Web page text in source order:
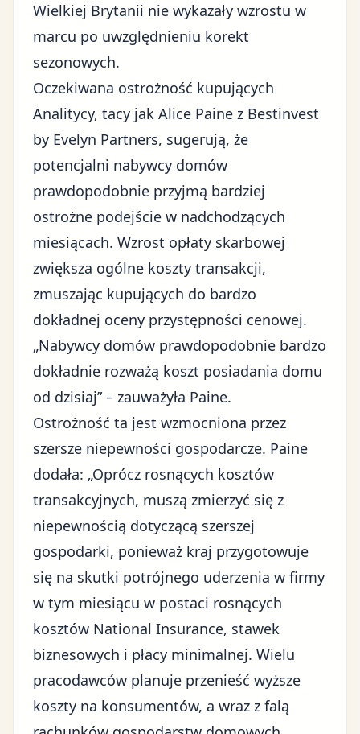
Wielkiej Brytanii nie wykazały wzrostu w
marcu po uwzględnieniu korekt
sezonowych.
Oczekiwana ostrożność kupujących
Analitycy, tacy jak Alice Paine z Bestinvest
by Evelyn Partners, sugerują, że
potencjalni nabywcy domów
prawdopodobnie przyjmą bardziej
ostrożne podejście w nadchodzących
miesiącach. Wzrost opłaty skarbowej
zwiększa ogólne koszty transakcji,
zmuszając kupujących do bardzo
dokładnej oceny przystępności cenowej.
„Nabywcy domów prawdopodobnie bardzo
dokładnie rozważą koszt posiadania domu
od dzisiaj” – zauważyła Paine.
Ostrożność ta jest wzmocniona przez
szersze niepewności gospodarcze. Paine
dodała: „Oprócz rosnących kosztów
transakcyjnych, muszą zmierzyć się z
niepewnością dotyczącą szerszej
gospodarki, ponieważ kraj przygotowuje
się na skutki potrójnego uderzenia w firmy
w tym miesiącu w postaci rosnących
kosztów National Insurance, stawek
biznesowych i płacy minimalnej. Wielu
pracodawców planuje przenieść wyższe
koszty na konsumentów, a wraz z falą